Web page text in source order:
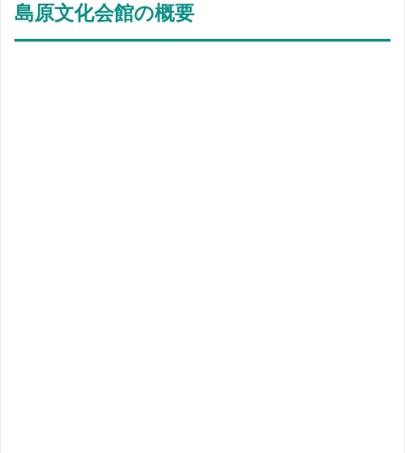
島原文化会館の概要